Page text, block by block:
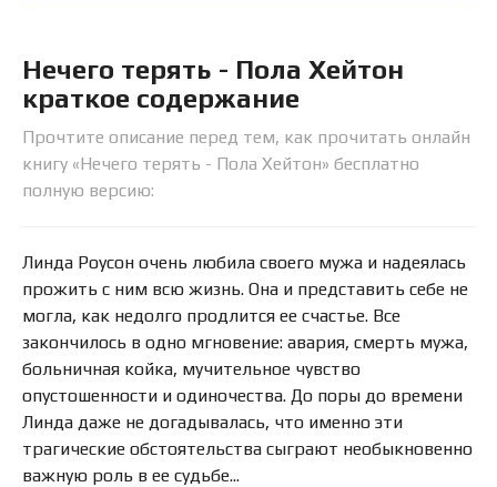
Нечего терять - Пола Хейтон
краткое содержание
Прочтите описание перед тем, как прочитать онлайн
книгу «Нечего терять - Пола Хейтон» бесплатно
полную версию:
Линда Роусон очень любила своего мужа и надеялась
прожить с ним всю жизнь. Она и представить себе не
могла, как недолго продлится ее счастье. Все
закончилось в одно мгновение: авария, смерть мужа,
больничная койка, мучительное чувство
опустошенности и одиночества. До поры до времени
Линда даже не догадывалась, что именно эти
трагические обстоятельства сыграют необыкновенно
важную роль в ее судьбе...